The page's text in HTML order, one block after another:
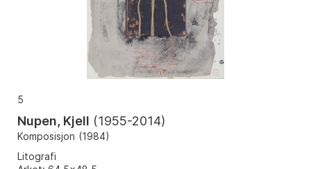
5
Nupen, Kjell (1955-2014)
Komposisjon (1984)
Litografi